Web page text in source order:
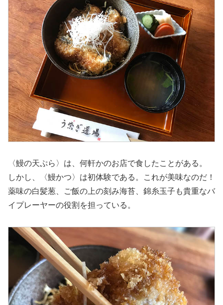
〈鰻の天ぷら〉は、何軒かのお店で食したことがある。
しかし、〈鰻かつ〉は初体験である。これが美味なのだ！
薬味の白髪葱、ご飯の上の刻み海苔、錦糸玉子も貴重なバ
イプレーヤーの役割を担っている。